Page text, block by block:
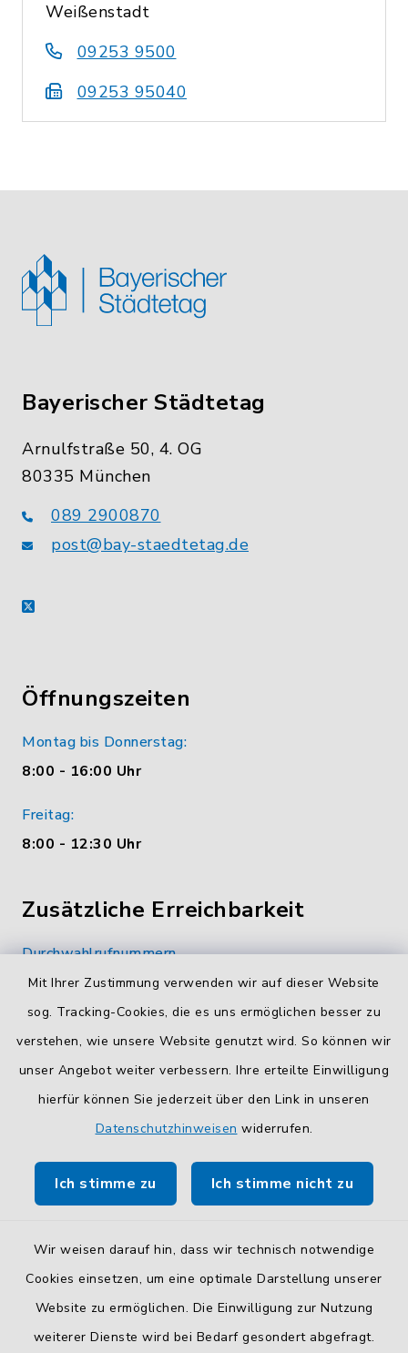
Mit Ihrer Zustimmung verwenden wir auf dieser Website
sog. Tracking-Cookies, die es uns ermöglichen besser zu
verstehen, wie unsere Website genutzt wird. So können wir
unser Angebot weiter verbessern. Ihre erteilte Einwilligung
hierfür können Sie jederzeit über den Link in unseren
Datenschutzhinweisen widerrufen.
Ich stimme zu Ich stimme nicht zu
Wir weisen darauf hin, dass wir technisch notwendige
Cookies einsetzen, um eine optimale Darstellung unserer
Website zu ermöglichen. Die Einwilligung zur Nutzung
weiterer Dienste wird bei Bedarf gesondert abgefragt.
Weißenstadt
09253 9500
09253 95040
Bayerischer Städtetag
Arnulfstraße 50, 4. OG
80335 München
089 2900870
post@bay-staedtetag.de
X
Öffnungszeiten
Montag bis Donnerstag:
8:00 - 16:00 Uhr
Freitag:
8:00 - 12:30 Uhr
Zusätzliche Erreichbarkeit
Durchwahlrufnummern
Die Durchwahlrufnummern unserer Mitarbeiterinnen
und Mitarbeiter finden Sie
Kontaktformular
SicheresKontaktformularmit BayernID verwenden.
Route planen
So finden Sie uns.